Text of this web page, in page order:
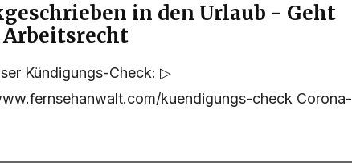
in den Urlaub - Geht
Arbeitsrecht
Kündigungs-Check: ▷
kuendigungs-check Corona-